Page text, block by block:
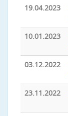
19.04.2023
10.01.2023
03.12.2022
23.11.2022